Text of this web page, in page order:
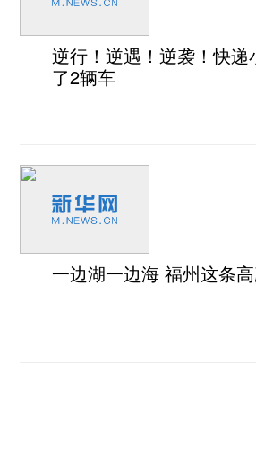
逆行！逆遇！逆袭！快
了2辆车
一边湖一边海 福州这条